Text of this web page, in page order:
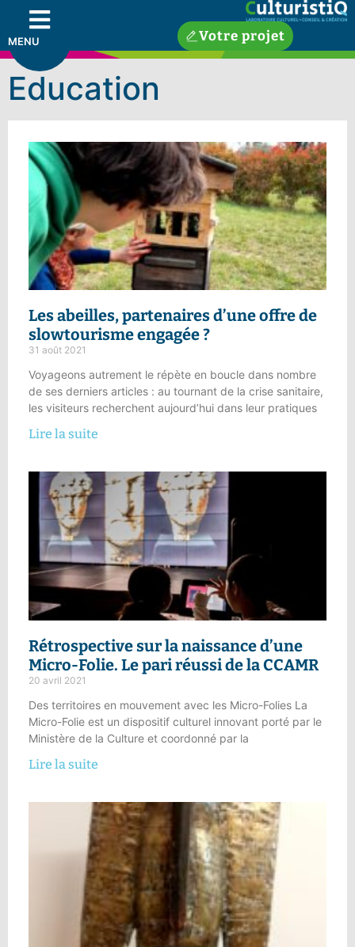
MENU Votre projet
Education
Les abeilles, partenaires d’une offre de
slowtourisme engagée ?
31 août 2021
Voyageons autrement le répète en boucle dans nombre
de ses derniers articles : au tournant de la crise sanitaire,
les visiteurs recherchent aujourd’hui dans leur pratiques
Lire la suite
Rétrospective sur la naissance d’une
Micro-Folie. Le pari réussi de la CCAMR
20 avril 2021
Des territoires en mouvement avec les Micro-Folies La
Micro-Folie est un dispositif culturel innovant porté par le
Ministère de la Culture et coordonné par la
Lire la suite